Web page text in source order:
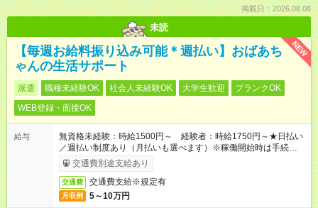
掲載日：2026.08.08
未読
NEW
【毎週お給料振り込み可能＊週払い】おばあち
ゃんの生活サポート
派遣 職種未経験OK 社会人未経験OK 大学生歓迎
ブランクOK
WEB登録・面接OK
給与
無資格未経験：時給1500円～ 経験者：時給1750円～★日払い
／週払い制度あり（月払いも選べます）※稼働開始時は手続き完
了次第のお支払いとなります。
交通費別途支給あり
交通費 交通費支給※規定有
月収例 5～10万円